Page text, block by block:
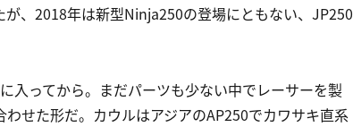
、2018年は新型Ninja250の登場にともない、JP250
に入ってから。まだパーツも少ない中でレーサーを製
せた形だ。カウルはアジアのAP250でカワサキ直系